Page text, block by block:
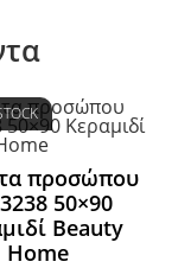
προσώπου
50×90
Beauty
Home